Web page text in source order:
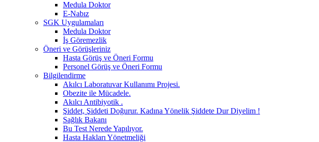
Medula Doktor
E-Nabız
SGK Uygulamaları
Medula Doktor
İş Göremezlik
Öneri ve Görüşleriniz
Hasta Görüş ve Öneri Formu
Personel Görüş ve Öneri Formu
Bilgilendirme
Akılcı Laboratuvar Kullanımı Projesi.
Obezite ile Mücadele.
Akılcı Antibiyotik .
Şiddet, Şiddeti Doğurur. Kadına Yönelik Şiddete Dur Diyelim !
Sağlık Bakanı
Bu Test Nerede Yapılıyor.
Hasta Hakları Yönetmeliği